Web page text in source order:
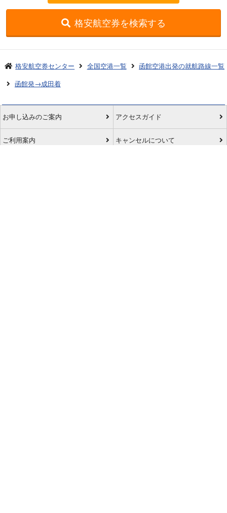
格安航空券を検索する
格安航空券センター 全国空港一覧
函館空港出発の就航路線一覧
函館発→成田着
お申し込みのご案内 アクセスガイド
ご利用案内 キャンセルについて